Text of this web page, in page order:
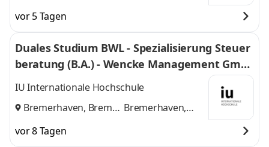
vor 5 Tagen
Duales Studium BWL - Spezialisierung Steuer
beratung (B.A.) - Wencke Management Gmb
H
IU Internationale Hochschule
Bremerhaven, Bremen Bremerhaven,
vor 8 Tagen